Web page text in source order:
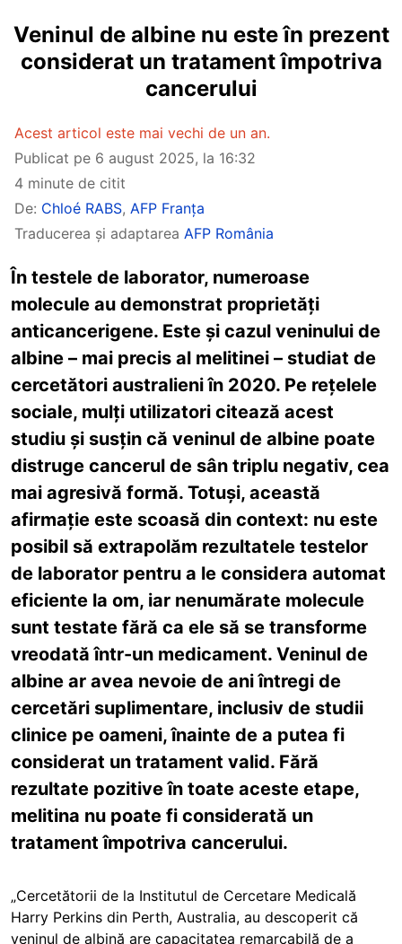
Veninul de albine nu este în prezent
considerat un tratament împotriva
cancerului
Acest articol este mai vechi de un an.
Publicat pe 6 august 2025, la 16:32
4 minute de citit
De: Chloé RABS, AFP Franța
Traducerea și adaptarea AFP România
În testele de laborator, numeroase
molecule au demonstrat proprietăți
anticancerigene. Este și cazul veninului de
albine – mai precis al melitinei – studiat de
cercetători australieni în 2020. Pe rețelele
sociale, mulți utilizatori citează acest
studiu și susțin că veninul de albine poate
distruge cancerul de sân triplu negativ, cea
mai agresivă formă. Totuși, această
afirmație este scoasă din context: nu este
posibil să extrapolăm rezultatele testelor
de laborator pentru a le considera automat
eficiente la om, iar nenumărate molecule
sunt testate fără ca ele să se transforme
vreodată într-un medicament. Veninul de
albine ar avea nevoie de ani întregi de
cercetări suplimentare, inclusiv de studii
clinice pe oameni, înainte de a putea fi
considerat un tratament valid. Fără
rezultate pozitive în toate aceste etape,
melitina nu poate fi considerată un
tratament împotriva cancerului.
„Cercetătorii de la Institutul de Cercetare Medicală
Harry Perkins din Perth, Australia, au descoperit că
veninul de albină are capacitatea remarcabilă de a